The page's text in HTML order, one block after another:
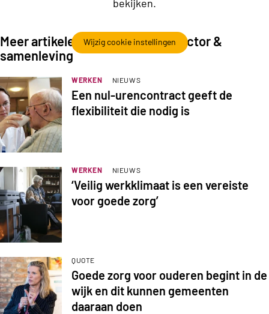
bekijken.
Wijzig cookie instellingen
Meer artikelen uit de collectie Sector &
samenleving
WERKEN NIEUWS
Een nul-urencontract geeft de
flexibiliteit die nodig is
WERKEN NIEUWS
‘Veilig werkklimaat is een vereiste
voor goede zorg’
QUOTE
Goede zorg voor ouderen begint in de
wijk en dit kunnen gemeenten
daaraan doen